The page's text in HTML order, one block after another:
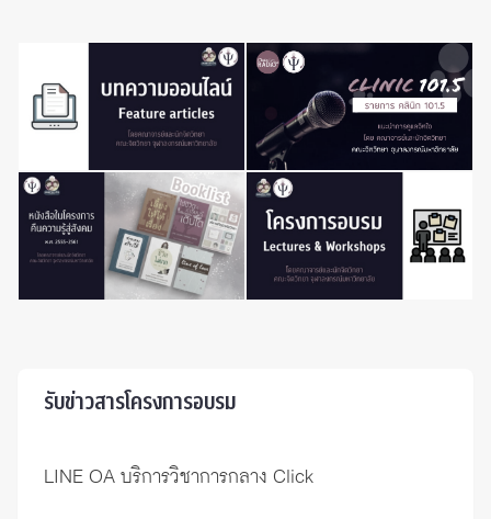
รับข่าวสารโครงการอบรม
LINE OA บริการวิชาการกลาง Click